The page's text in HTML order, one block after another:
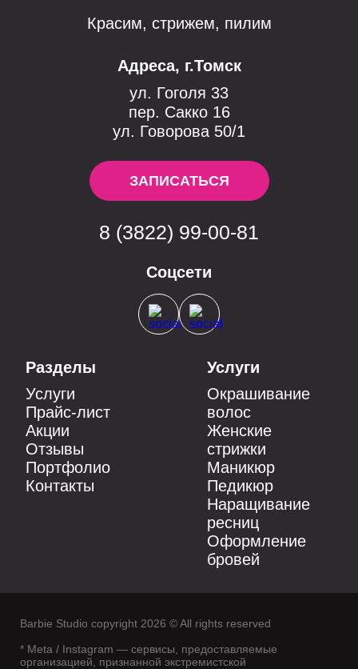
Красим, стрижем, пилим
Адреса, г.Томск
ул. Гоголя 33
пер. Сакко 16
ул. Говорова 50/1
ЗАПИСАТЬСЯ
8 (3822) 99-00-81
Соцсети
Разделы
Услуги
Прайс-лист
Акции
Отзывы
Портфолио
Контакты
Услуги
Окрашивание
волос
Женские
стрижки
Маникюр
Педикюр
Наращивание
ресниц
Оформление
бровей
Barbie Studio copyright 2026 © All rights reserved
* Meta / Instagram — сервисы, предоставляемые
организацией, признанной экстремистской